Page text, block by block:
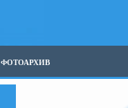
ФОТОАРХИВ